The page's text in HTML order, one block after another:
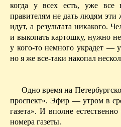
когда у всех есть, уже все
правителям не датьлюдям эти
идут, а результата никакого.
и выкопать картошку, нужно
у кого-то немного украдет —
но я же все-таки накопал
Одно время на
проспект». Эфир — утром в
газета». И вполне
номера газеты.